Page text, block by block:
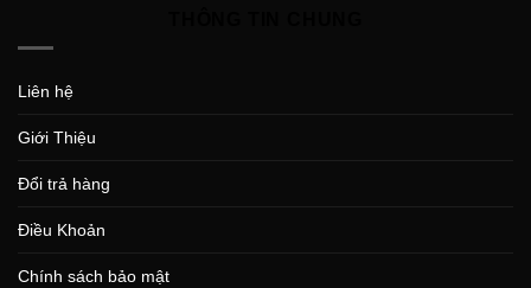
Liên hệ
Giới Thiệu
Đổi trả hàng
Điều Khoản
Chính sách bảo mật